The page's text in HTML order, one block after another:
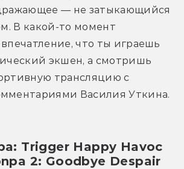
— не затыкающийся
В какой-то момент
что ты играешь
экшен, а смотришь
трансляцию с
Василия Уткина.
Trigger Happy Havoc
2: Goodbye Despair